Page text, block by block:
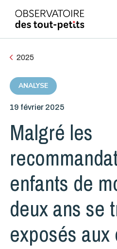
Thématiques
Explorer les
Publications
Actualités
À propos
2025
ANALYSE
19 février 2025
Malgré les
enfants de
deux ans se
exposés aux